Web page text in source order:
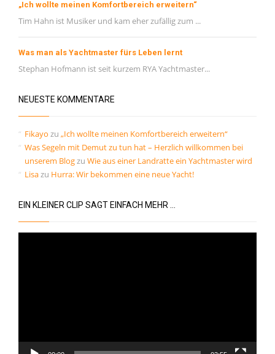
„Ich wollte meinen Komfortbereich erweitern“
Tim Hahn ist Musiker und kam eher zufällig zum ...
Was man als Yachtmaster fürs Leben lernt
Stephan Hofmann ist seit kurzem RYA Yachtmaster...
NEUESTE KOMMENTARE
Fikayo zu „Ich wollte meinen Komfortbereich erweitern“
Was Segeln mit Demut zu tun hat – Herzlich willkommen bei
unserem Blogzu Wie aus einer Landratte ein Yachtmaster wird
Lisazu Hurra: Wir bekommen eine neue Yacht!
EIN KLEINER CLIP SAGT EINFACH MEHR …